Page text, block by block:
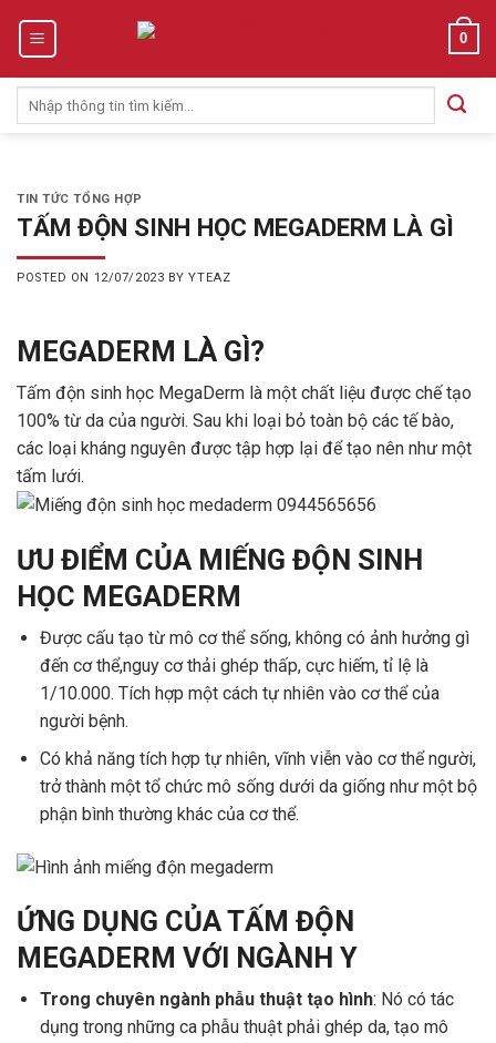
0
kiếm:
TIN TỨC TỔNG HỢP
TẤM ĐỘN SINH HỌC MEGADERM LÀ GÌ
POSTED ON 12/07/2023 BYYTEAZ
MEGADERM LÀ GÌ?
Tấm độn sinh học MegaDerm là một chất liệu được chế tạo
100% từ da của người. Sau khi loại bỏ toàn bộ các tế bào,
các loại kháng nguyên được tập hợp lại để tạo nên như một
tấm lưới.
ƯU ĐIỂM CỦA MIẾNG ĐỘN SINH
HỌC MEGADERM
Được cấu tạo từ mô cơ thể sống, không có ảnh hưởng gì
đến cơ thể,nguy cơ thải ghép thấp, cực hiếm, tỉ lệ là
1/10.000. Tích hợp một cách tự nhiên vào cơ thể của
người bệnh.
Có khả năng tích hợp tự nhiên, vĩnh viễn vào cơ thể người,
trở thành một tổ chức mô sống dưới da giống như một bộ
phận bình thường khác của cơ thể.
ỨNG DỤNG CỦA TẤM ĐỘN
MEGADERM VỚI NGÀNH Y
Trong chuyên ngành phẫu thuật tạo hình: Nó có tác
dụng trong những ca phẫu thuật phải ghép da, tạo mô